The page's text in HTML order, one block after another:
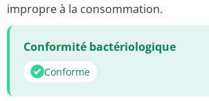
impropre à la consommation.
Conformité bactériologique
Conforme